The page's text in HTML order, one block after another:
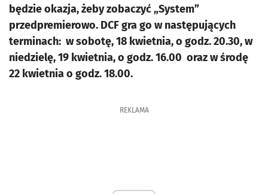
będzie okazja, żeby zobaczyć „System”
przedpremierowo. DCF gra go w następujących
terminach: w sobotę, 18 kwietnia, o godz. 20.30, w
niedzielę, 19 kwietnia, o godz. 16.00 oraz w środę
22 kwietnia o godz. 18.00.
REKLAMA